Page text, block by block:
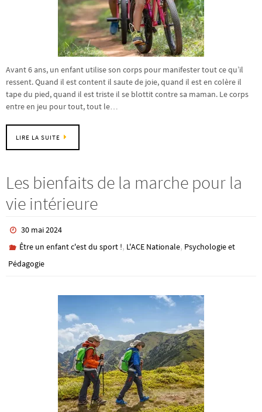
Avant 6 ans, un enfant utilise son corps pour manifester tout ce qu’il
ressent. Quand il est content il saute de joie, quand il est en colère il
tape du pied, quand il est triste il se blottit contre sa maman. Le corps
entre en jeu pour tout, tout le…
LIRE LA SUITE
Les bienfaits de la marche pour la
vie intérieure
30 mai 2024
Être un enfant c'est du sport !, L'ACE Nationale, Psychologie et
Pédagogie